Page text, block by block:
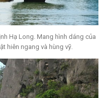
Hạ Long. Mang hình dáng của
hiên ngang và hùng vỹ.